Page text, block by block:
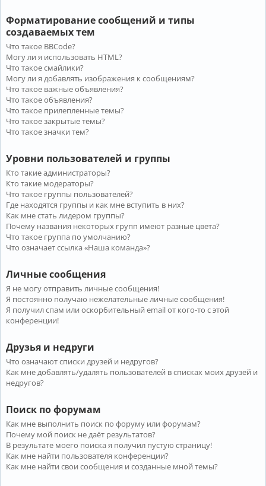
Форматирование сообщений и типы
создаваемых тем
Что такое BBCode?
Могу ли я использовать HTML?
Что такое смайлики?
Могу ли я добавлять изображения к сообщениям?
Что такое важные объявления?
Что такое объявления?
Что такое прилепленные темы?
Что такое закрытые темы?
Что такое значки тем?
Уровни пользователей и группы
Кто такие администраторы?
Кто такие модераторы?
Что такое группы пользователей?
Где находятся группы и как мне вступить в них?
Как мне стать лидером группы?
Почему названия некоторых групп имеют разные цвета?
Что такое группа по умолчанию?
Что означает ссылка «Наша команда»?
Личные сообщения
Я не могу отправить личные сообщения!
Я постоянно получаю нежелательные личные сообщения!
Я получил спам или оскорбительный email от кого-то с этой
конференции!
Друзья и недруги
Что означают списки друзей и недругов?
Как мне добавлять/удалять пользователей в списках моих друзей и
недругов?
Поиск по форумам
Как мне выполнить поиск по форуму или форумам?
Почему мой поиск не даёт результатов?
В результате моего поиска я получил пустую страницу!
Как мне найти пользователя конференции?
Как мне найти свои сообщения и созданные мной темы?